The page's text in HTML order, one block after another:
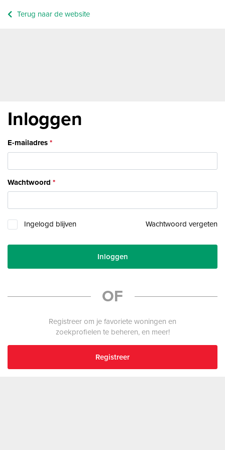
Terug naar de website
Inloggen
E-mailadres
Wachtwoord
Ingelogd blijven Wachtwoord vergeten
Inloggen
OF
Registreer om je favoriete woningen en
zoekprofielen te beheren, en meer!
Registreer